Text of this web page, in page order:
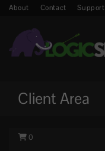
About Contact Support
Client Area
0